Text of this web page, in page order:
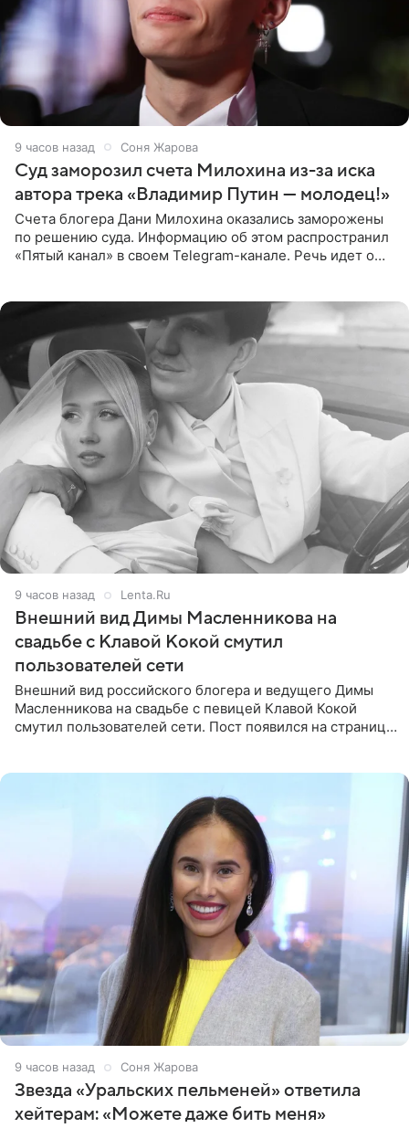
9 часов назад Соня Жарова
Суд заморозил счета Милохина из-за иска
автора трека «Владимир Путин — молодец!»
Счета блогера Дани Милохина оказались заморожены
по решению суда. Информацию об этом распространил
«Пятый канал» в своем Telegram-канале. Речь идет о
9 часов назад Lenta.Ru
Внешний вид Димы Масленникова на
свадьбе с Клавой Кокой смутил
пользователей сети
Внешний вид российского блогера и ведущего Димы
Масленникова на свадьбе с певицей Клавой Кокой
смутил пользователей сети. Пост появился на странице
9 часов назад Соня Жарова
Звезда «Уральских пельменей» ответила
хейтерам: «Можете даже бить меня»